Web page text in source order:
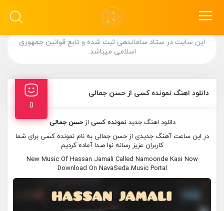
این سایت در ستاد ساماندهی ثبت شده و تابع قوانین جمهوری
اسلامی میباشد.
دانلود اهنگ نمونده کسی از حسن جمالی
0
دانلود اهنگ جدید نمونده کسی از حسن جمالی
در این ساعت آهنگ جدیدی از حسن جمالی به نام نمونده کسی برای شما
کاربران عزیز رسانه نوا صدا آماده کردیم
New Music Of Hassan Jamali Called Namoonde Kasi Now
Download On NavaSeda Music Portal